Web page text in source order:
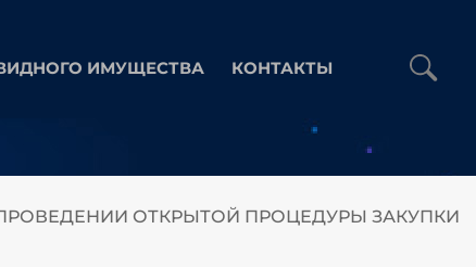
ИМУЩЕСТВА КОНТАКТЫ
ОТКРЫТОЙ ПРОЦЕДУРЫ ЗАКУПКИ